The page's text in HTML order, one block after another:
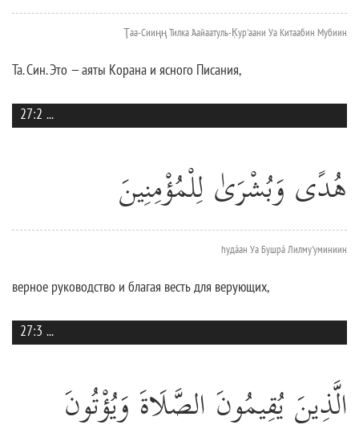
Ţаа-Сииңң Тилка 'Аайаатуль-К̣ур'аани Уа Китаабин Мубиин
Та. Син. Это — аяты Корана и ясного Писания,
27:2 ...
هُدًى وَبُشْرَىٰ لِلْمُؤْمِنِينَ
hудáан Уа Бушрá Лилму'уминиин
верное руководство и благая весть для верующих,
27:3 ...
الَّذِينَ يُقِيمُونَ الصَّلَاةَ وَيُؤْتُونَ